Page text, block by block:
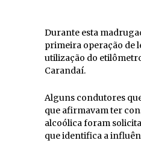
Durante esta
primeira operação de
utilização do
Carandaí.
Alguns condutores
que afirmavam ter
alcoólica foram
que identifica a